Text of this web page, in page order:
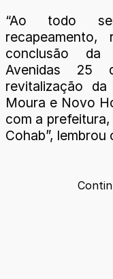
“Ao todo
conclusão da
Avenidas 25
revitalização
Moura e Novo
com a
Cohab”,